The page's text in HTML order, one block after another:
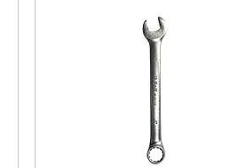
271002708